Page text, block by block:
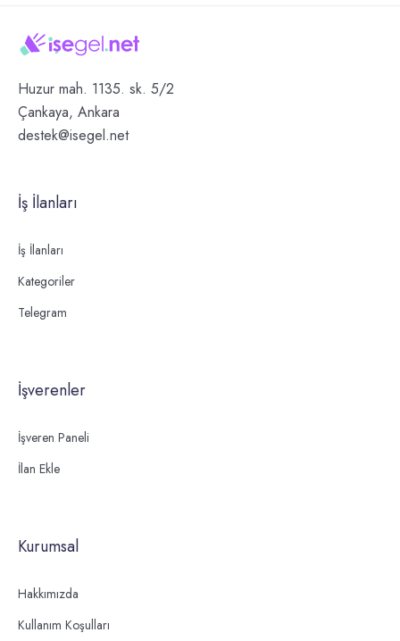
Huzur mah. 1135. sk. 5/2
Çankaya, Ankara
destek@isegel.net
İş İlanları
İş İlanları
Kategoriler
Telegram
İşverenler
İşveren Paneli
İlan Ekle
Kurumsal
Hakkımızda
Kullanım Koşulları